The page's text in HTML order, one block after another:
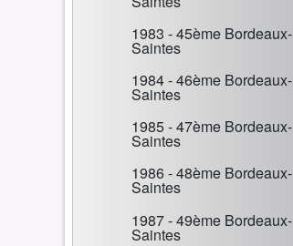
1983 - 45ème Bordeaux-
Saintes
1984 - 46ème Bordeaux-
Saintes
1985 - 47ème Bordeaux-
Saintes
1986 - 48ème Bordeaux-
Saintes
1987 - 49ème Bordeaux-
Saintes